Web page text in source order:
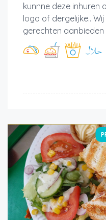
kunnne deze inhuren
logo of dergelijke..
gerechten aanbieden